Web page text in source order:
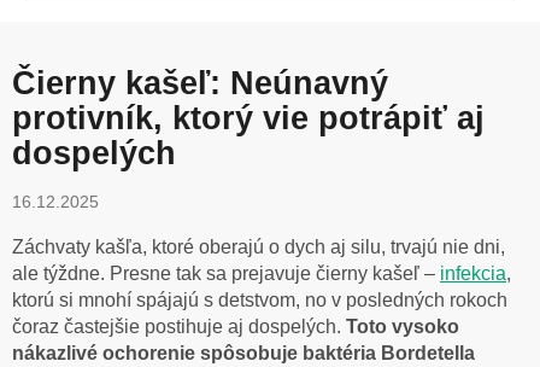
Čierny kašeľ: Neúnavný
protivník, ktorý vie potrápiť aj
dospelých
16.12.2025
Záchvaty kašľa, ktoré oberajú o dych aj silu, trvajú nie dni,
ale týždne. Presne tak sa prejavuje čierny kašeľ – infekcia,
ktorú si mnohí spájajú s detstvom, no v posledných rokoch
čoraz častejšie postihuje aj dospelých. Toto vysoko
nákazlivé ochorenie spôsobuje baktéria Bordetella